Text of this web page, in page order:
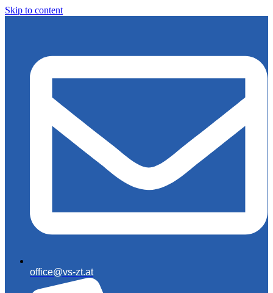
Skip to content
office@vs-zt.at